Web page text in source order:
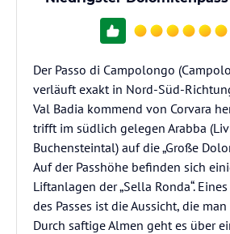
Der Passo di Campolongo
verläuft exakt in Nord-Süd-
Val Badia kommend von Corvara
trifft im südlich gelegen Arabba
Buchensteintal) auf die „Große
Auf der Passhöhe befinden sich
Liftanlagen der „Sella Ronda“.
des Passes ist die Aussicht, die
Durch saftige Almen geht es über